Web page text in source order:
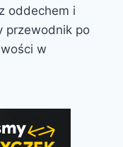
oddechem i
przewodnik po
w